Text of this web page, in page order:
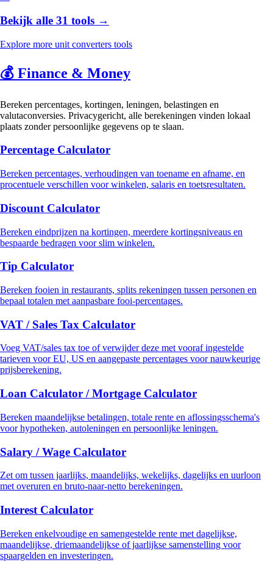
Bekijk alle 31 tools →
Explore more unit converters tools
💰 Finance & Money
Bereken percentages, kortingen, leningen, belastingen en
valutaconversies. Privacygericht, alle berekeningen vinden lokaal
plaats zonder persoonlijke gegevens op te slaan.
Percentage Calculator
Bereken percentages, verhoudingen van toename en afname, en
procentuele verschillen voor winkelen, salaris en toetsresultaten.
Discount Calculator
Bereken eindprijzen na kortingen, meerdere kortingsniveaus en
bespaarde bedragen voor slim winkelen.
Tip Calculator
Bereken fooien in restaurants, splits rekeningen tussen personen en
bepaal totalen met aanpasbare fooi-percentages.
VAT / Sales Tax Calculator
Voeg VAT/sales tax toe of verwijder deze met vooraf ingestelde
tarieven voor EU, US en aangepaste percentages voor nauwkeurige
prijsberekening.
Loan Calculator / Mortgage Calculator
Bereken maandelijkse betalingen, totale rente en aflossingsschema's
voor hypotheken, autoleningen en persoonlijke leningen.
Salary / Wage Calculator
Zet om tussen jaarlijks, maandelijks, wekelijks, dagelijks en uurloon
met overuren en bruto-naar-netto berekeningen.
Interest Calculator
Bereken enkelvoudige en samengestelde rente met dagelijkse,
maandelijkse, driemaandelijkse of jaarlijkse samenstelling voor
spaargelden en investeringen.